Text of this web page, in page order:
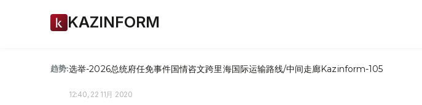
KAZINFORM
趋势:选举-2026总统府任免事件国情咨文跨里海国际运输路线/中间走廊Kazinform-105
12:40, 22 11月 2020